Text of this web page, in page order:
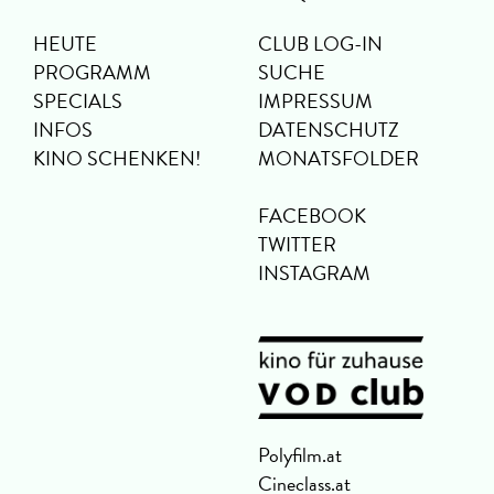
HEUTE
PROGRAMM
SPECIALS
INFOS
KINO SCHENKEN!
CLUB LOG-IN
SUCHE
IMPRESSUM
DATENSCHUTZ
MONATSFOLDER
FACEBOOK
TWITTER
INSTAGRAM
Polyfilm.at
Cineclass.at